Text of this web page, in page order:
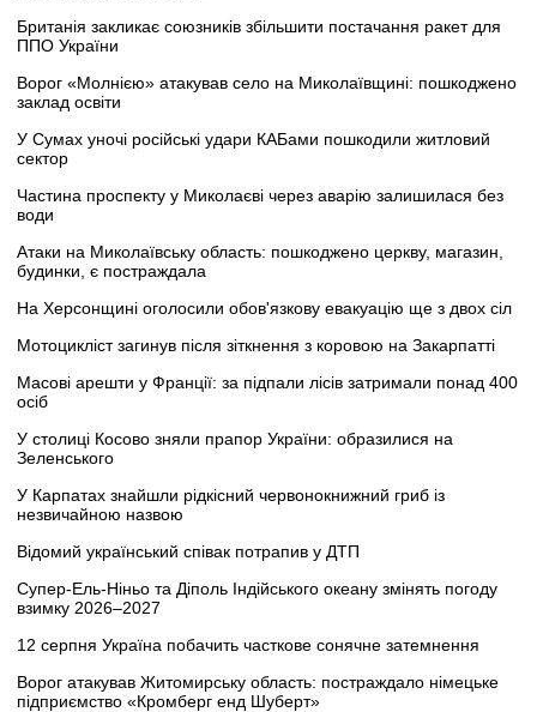
Британія закликає союзників збільшити постачання ракет для
ППО України
Ворог «Молнією» атакував село на Миколаївщині: пошкоджено
заклад освіти
У Сумах уночі російські удари КАБами пошкодили житловий
сектор
Частина проспекту у Миколаєві через аварію залишилася без
води
Атаки на Миколаївську область: пошкоджено церкву, магазин,
будинки, є постраждала
На Херсонщині оголосили обов'язкову евакуацію ще з двох сіл
Мотоцикліст загинув після зіткнення з коровою на Закарпатті
Масові арешти у Франції: за підпали лісів затримали понад 400
осіб
У столиці Косово зняли прапор України: образилися на
Зеленського
У Карпатах знайшли рідкісний червонокнижний гриб із
незвичайною назвою
Відомий український співак потрапив у ДТП
Супер-Ель-Ніньо та Діполь Індійського океану змінять погоду
взимку 2026–2027
12 серпня Україна побачить часткове сонячне затемнення
Ворог атакував Житомирську область: постраждало німецьке
підприємство «Кромберг енд Шуберт»